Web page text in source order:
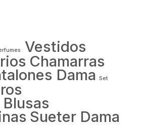
Vestidos
Chamarras
Dama Set
Blusas
Sueter Dama